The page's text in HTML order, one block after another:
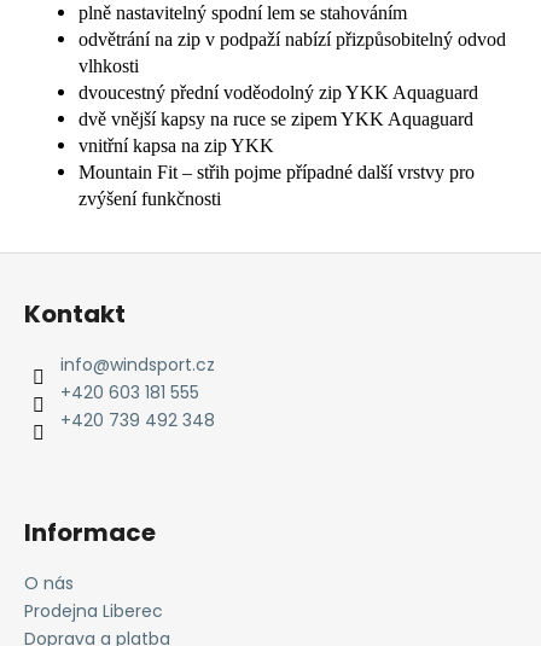
plně nastavitelný spodní lem se stahováním
odvětrání na zip v podpaží nabízí přizpůsobitelný odvod
vlhkosti
dvoucestný přední voděodolný zip YKK Aquaguard
dvě vnější kapsy na ruce se zipem YKK Aquaguard
vnitřní kapsa na zip YKK
Mountain Fit – střih pojme případné další vrstvy pro
zvýšení funkčnosti
Z
Kontakt
info@windsport.cz
+420 603 181 555
+420 739 492 348
Informace
O nás
Prodejna Liberec
Doprava a platba